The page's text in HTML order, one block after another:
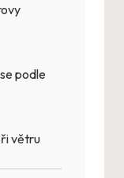
podle
větru